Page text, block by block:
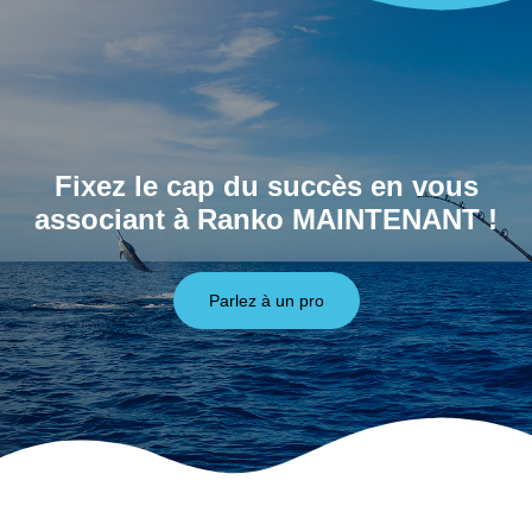
Fixez le cap du succès en vous
associant à Ranko MAINTENANT !
Parlez à un pro